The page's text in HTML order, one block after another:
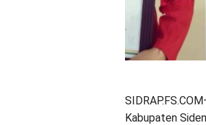
Kabupaten